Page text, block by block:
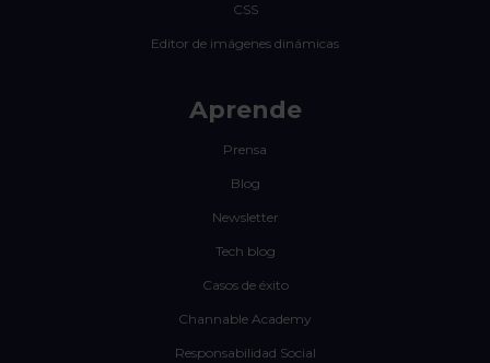
CSS
Editor de imágenes dinámicas
Aprende
Prensa
Blog
Newsletter
Tech blog
Casos de éxito
Channable Academy
Responsabilidad Social